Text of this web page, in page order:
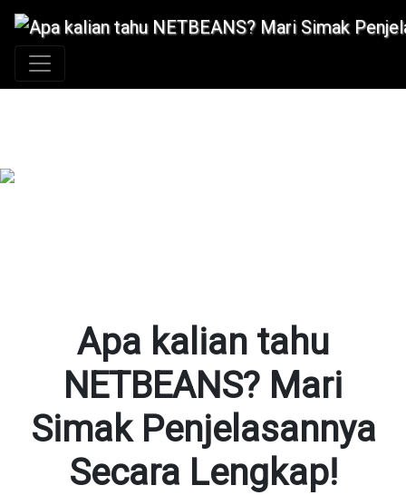
Apa kalian tahu
NETBEANS? Mari
Simak Penjelasannya
Secara Lengkap!